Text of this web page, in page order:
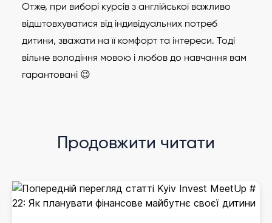
Отже, при виборі курсів з англійської важливо
відштовхуватися від індивідуальних потреб
дитини, зважати на її комфорт та інтереси. Тоді
вільне володіння мовою і любов до навчання вам
гарантовані 😉
Продовжити читати